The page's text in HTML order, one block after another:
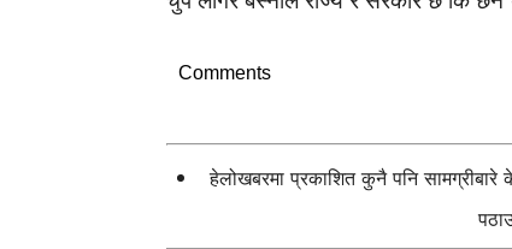
Comments
हेलोखबरमा प्रकाशित कुनै पनि सामग्रीबारे